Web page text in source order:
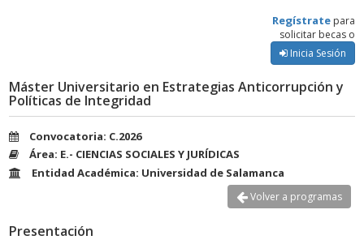
Regístrate para
solicitar becas o
Inicia Sesión
Máster Universitario en Estrategias Anticorrupción y
Políticas de Integridad
Convocatoria: C.2026
Área: E.- CIENCIAS SOCIALES Y JURÍDICAS
Entidad Académica: Universidad de Salamanca
Volver a programas
Presentación